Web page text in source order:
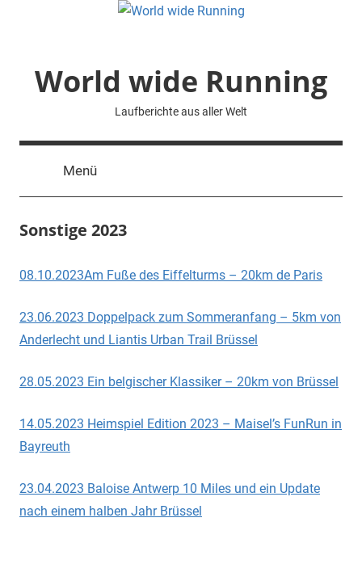
World wide Running
Laufberichte aus aller Welt
Menü
Sonstige 2023
08.10.2023Am Fuße des Eiffelturms – 20km de Paris
23.06.2023 Doppelpack zum Sommeranfang – 5km von
Anderlecht und Liantis Urban Trail Brüssel
28.05.2023 Ein belgischer Klassiker – 20km von Brüssel
14.05.2023 Heimspiel Edition 2023 – Maisel’s FunRun in
Bayreuth
23.04.2023 Baloise Antwerp 10 Miles und ein Update
nach einem halben Jahr Brüssel